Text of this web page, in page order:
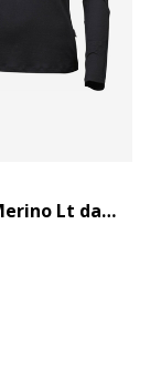
Gimmer Merino Lt dame Henley